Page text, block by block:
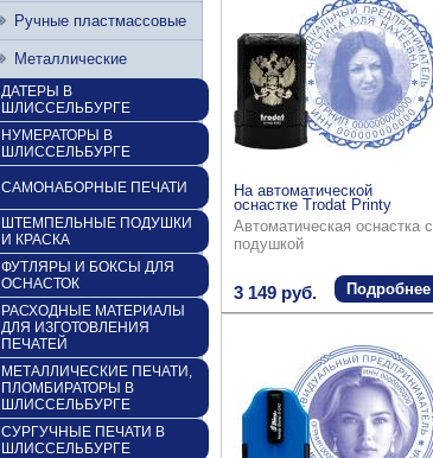
На автоматической
оснастке Trodat Printy
Автоматическая оснастка с
подушкой
3 149 руб. Подробнее
Ручные пластмассовые
Металлические
ДАТЕРЫ В
ШЛИССЕЛЬБУРГЕ
НУМЕРАТОРЫ В
ШЛИССЕЛЬБУРГЕ
САМОНАБОРНЫЕ ПЕЧАТИ
ШТЕМПЕЛЬНЫЕ ПОДУШКИ
И КРАСКА
ФУТЛЯРЫ И БОКСЫ ДЛЯ
ОСНАСТОК
РАСХОДНЫЕ МАТЕРИАЛЫ
ДЛЯ ИЗГОТОВЛЕНИЯ
ПЕЧАТЕЙ
МЕТАЛЛИЧЕСКИЕ ПЕЧАТИ,
ПЛОМБИРАТОРЫ В
ШЛИССЕЛЬБУРГЕ
СУРГУЧНЫЕ ПЕЧАТИ В
ШЛИССЕЛЬБУРГЕ